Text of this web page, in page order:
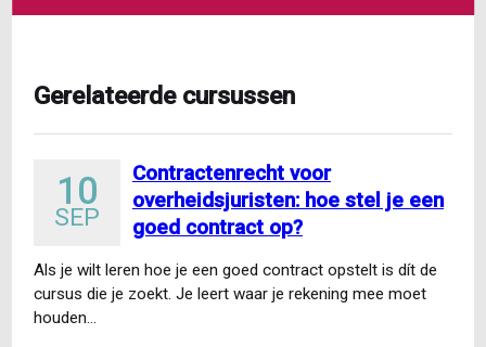
Gerelateerde cursussen
10
SEP
Contractenrecht voor
overheidsjuristen: hoe stel je een
goed contract op?
Als je wilt leren hoe je een goed contract opstelt is dít de
cursus die je zoekt. Je leert waar je rekening mee moet
houden…